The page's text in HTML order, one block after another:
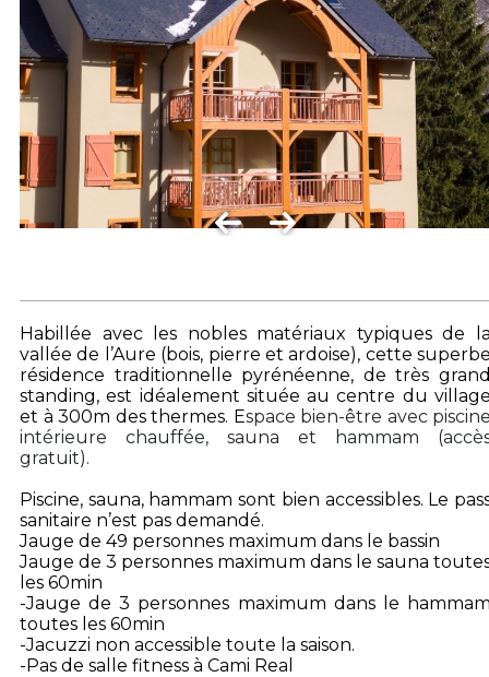
Habillée avec les nobles matériaux typiques de
vallée de l’Aure (bois, pierre et ardoise), cette
résidence traditionnelle pyrénéenne, de très
standing, est idéalement située au centre du
et à 300m des thermes. Espace bien-être avec
intérieure chauffée, sauna et hammam
gratuit).
Piscine, sauna, hammam sont bien accessibles. Le
sanitaire n’est pas demandé.
Jauge de 49 personnes maximum dans le bassin
Jauge de 3 personnes maximum dans le sauna
les 60min
-Jauge de 3 personnes maximum dans le
toutes les 60min
-Jacuzzi non accessible toute la saison.
-Pas de salle fitness à Cami Real